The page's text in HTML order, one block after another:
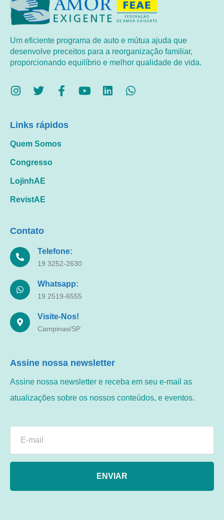
Um eficiente programa de auto e mútua ajuda que
desenvolve preceitos para a reorganização familiar,
proporcionando equilíbrio e melhor qualidade de vida.
Links rápidos
Quem Somos
Congresso
LojinhAE
RevistAE
Contato
Telefone:
19 3252-2630
Whatsapp:
19 2519-6555
Visite-Nos!
Campinas/SP
Assine nossa newsletter
Assine nossa newsletter e receba em seu e-mail as
atualizações sobre os nossos conteúdos, e eventos.
ENVIAR